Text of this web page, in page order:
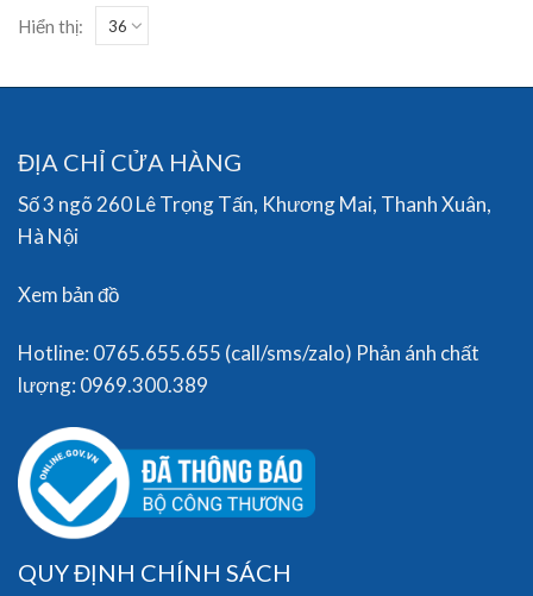
Hiển thị:
ĐỊA CHỈ CỬA HÀNG
Số 3 ngõ 260 Lê Trọng Tấn, Khương Mai, Thanh Xuân,
Hà Nội
Xem bản đồ
Hotline: 0765.655.655 (call/sms/zalo) Phản ánh chất
lượng: 0969.300.389
QUY ĐỊNH CHÍNH SÁCH